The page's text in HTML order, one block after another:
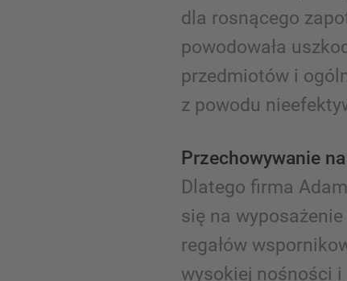
dla rosnącego
powodowała
przedmiotów i
z powodu
Przechowywanie
Dlatego firma
się na
regałów
wysokiej nośności i